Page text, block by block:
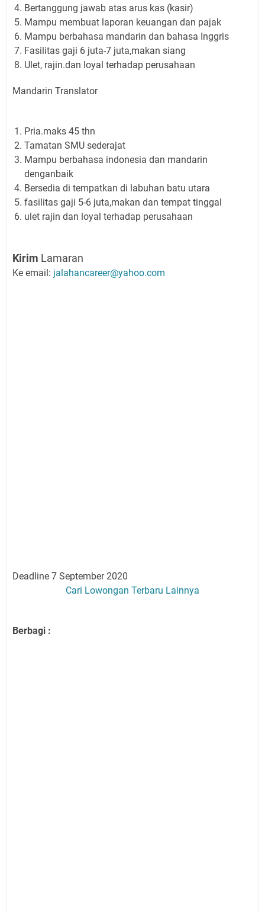
Bertanggung jawab atas arus kas (kasir)
Mampu membuat laporan keuangan dan pajak
Mampu berbahasa mandarin dan bahasa Inggris
Fasilitas gaji 6 juta-7 juta,makan siang
Ulet, rajin.dan loyal terhadap perusahaan
Mandarin Translator
Pria.maks 45 thn
Tamatan SMU sederajat
Mampu berbahasa indonesia dan mandarin
denganbaik
Bersedia di tempatkan di labuhan batu utara
fasilitas gaji 5-6 juta,makan dan tempat tinggal
ulet rajin dan loyal terhadap perusahaan
Kirim Lamaran
Ke email: jalahancareer@yahoo.com
Deadline 7 September 2020
Cari Lowongan Terbaru Lainnya
Berbagi :